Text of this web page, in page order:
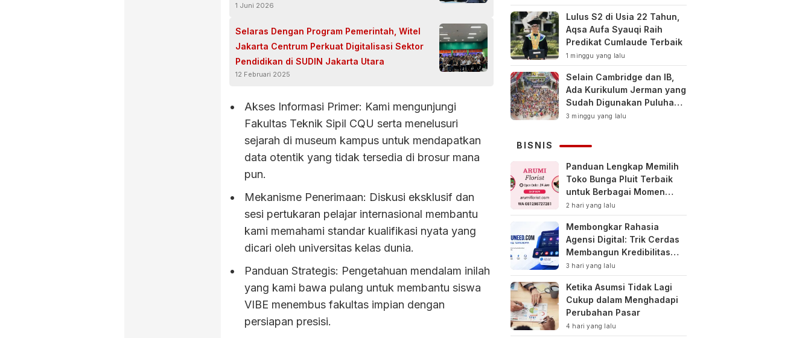
1 Juni 2026
Selaras Dengan Program Pemerintah, Witel
Jakarta Centrum Perkuat Digitalisasi Sektor
Pendidikan di SUDIN Jakarta Utara
12 Februari 2025
Akses Informasi Primer: Kami mengunjungi
Fakultas Teknik Sipil CQU serta menelusuri
sejarah di museum kampus untuk mendapatkan
data otentik yang tidak tersedia di brosur mana
pun.
Mekanisme Penerimaan: Diskusi eksklusif dan
sesi pertukaran pelajar internasional membantu
kami memahami standar kualifikasi nyata yang
dicari oleh universitas kelas dunia.
Panduan Strategis: Pengetahuan mendalam inilah
yang kami bawa pulang untuk membantu siswa
VIBE menembus fakultas impian dengan
persiapan presisi.
Lulus S2 di Usia 22 Tahun,
Aqsa Aufa Syauqi Raih
Predikat Cumlaude Terbaik
1 minggu yang lalu
Selain Cambridge dan IB,
Ada Kurikulum Jerman yang
Sudah Digunakan Puluhan
Tahun di Indonesia
3 minggu yang lalu
BISNIS
Panduan Lengkap Memilih
Toko Bunga Pluit Terbaik
untuk Berbagai Momen
Spesial
2 hari yang lalu
Membongkar Rahasia
Agensi Digital: Trik Cerdas
Membangun Kredibilitas
Toko Online Baru
3 hari yang lalu
Ketika Asumsi Tidak Lagi
Cukup dalam Menghadapi
Perubahan Pasar
4 hari yang lalu